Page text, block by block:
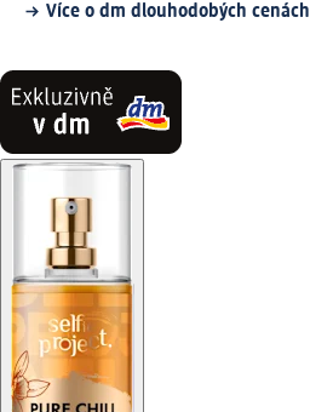
Více o dm dlouhodobých cenách